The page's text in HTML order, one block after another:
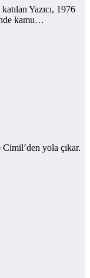
Yazıcı, 1976
kamu…
yola çıkar.